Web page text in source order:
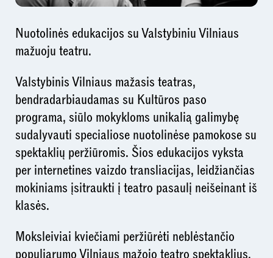
Nuotolinės edukacijos su Valstybiniu Vilniaus
mažuoju teatru.
Valstybinis Vilniaus mažasis teatras,
bendradarbiaudamas su Kultūros paso
programa, siūlo mokykloms unikalią galimybę
sudalyvauti specialiose nuotolinėse pamokose su
spektaklių peržiūromis. Šios edukacijos vyksta
per internetines vaizdo transliacijas, leidžiančias
mokiniams įsitraukti į teatro pasaulį neišeinant iš
klasės.
Moksleiviai kviečiami peržiūrėti neblėstančio